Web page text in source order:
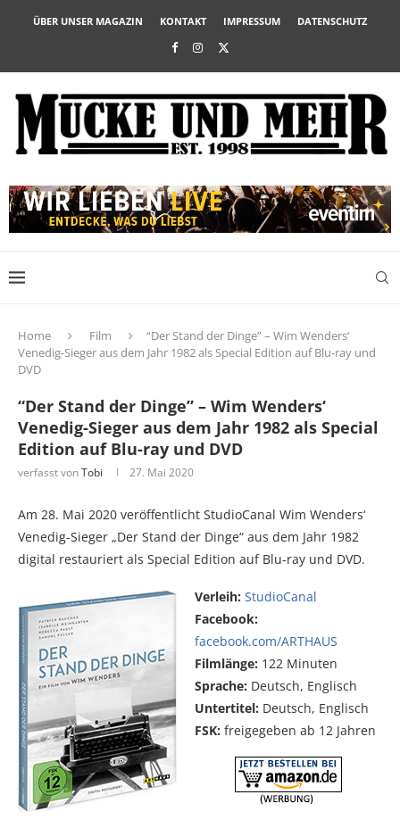
ÜBER UNSER MAGAZIN KONTAKT IMPRESSUM DATENSCHUTZ
Home Film
“Der Stand der Dinge” – Wim Wenders‘
Venedig-Sieger aus dem Jahr 1982 als Special Edition auf Blu-ray und
DVD
“Der Stand der Dinge” – Wim Wenders‘
Venedig-Sieger aus dem Jahr 1982 als Special
Edition auf Blu-ray und DVD
verfasst vonTobi 27. Mai 2020
Am 28. Mai 2020 veröffentlicht StudioCanal Wim Wenders‘
Venedig-Sieger „Der Stand der Dinge“ aus dem Jahr 1982
digital restauriert als Special Edition auf Blu-ray und DVD.
Verleih: StudioCanal
Facebook:
facebook.com/ARTHAUS
Filmlänge: 122 Minuten
Sprache: Deutsch, Englisch
Untertitel: Deutsch, Englisch
FSK: freigegeben ab 12 Jahren